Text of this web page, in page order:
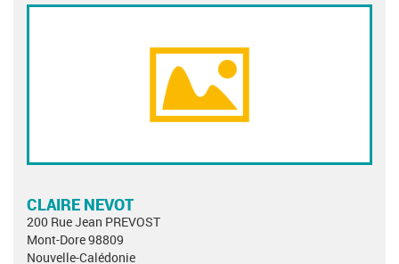
CLAIRE NEVOT
200 Rue Jean PREVOST
Mont-Dore 98809
Nouvelle-Calédonie